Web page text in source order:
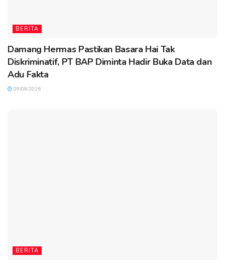
BERITA
Damang Hermas Pastikan Basara Hai Tak
Diskriminatif, PT BAP Diminta Hadir Buka Data dan
Adu Fakta
09/08/2026
BERITA